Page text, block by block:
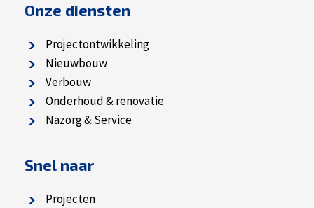
Onze diensten
Projectontwikkeling
Nieuwbouw
Verbouw
Onderhoud & renovatie
Nazorg & Service
Snel naar
Projecten